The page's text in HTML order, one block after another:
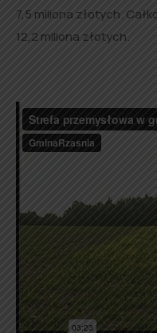
7,5 miliona złotych.
12,2 miliona złotych.